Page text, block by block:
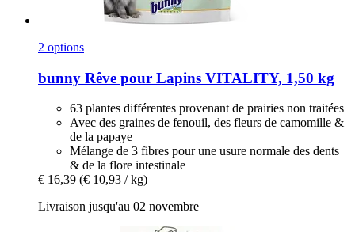
2 options
bunny Rêve pour Lapins VITALITY, 1,50 kg
63 plantes différentes provenant de prairies non traitées
Avec des graines de fenouil, des fleurs de camomille &
de la papaye
Mélange de 3 fibres pour une usure normale des dents
& de la flore intestinale
€ 16,39 (€ 10,93 / kg)
Livraison jusqu'au 02 novembre